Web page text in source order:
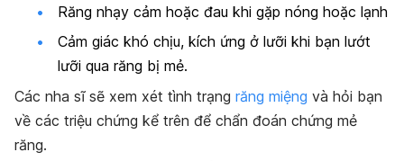
Răng nhạy cảm hoặc đau khi gặp nóng hoặc lạnh
Cảm giác khó chịu, kích ứng ở lưỡi khi bạn lướt
lưỡi qua răng bị mẻ.
Các nha sĩ sẽ xem xét tình trạng răng miệng và hỏi bạn
về các triệu chứng kể trên để chẩn đoán chứng mẻ
răng.